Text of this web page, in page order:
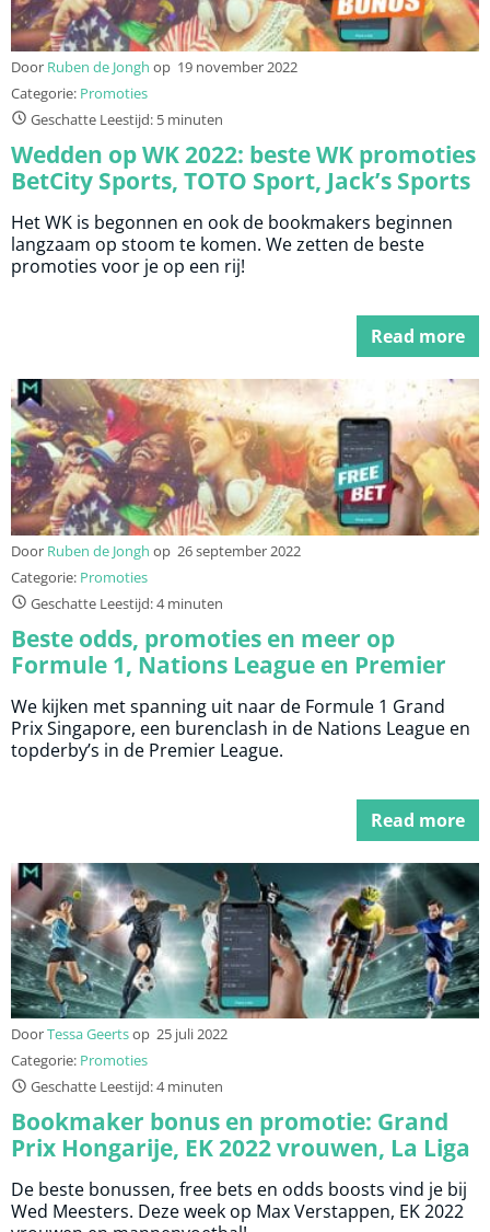
Door Ruben de Jongh op 19 november 2022
Categorie: Promoties
Geschatte Leestijd: 5 minuten
Wedden op WK 2022: beste WK promoties
BetCity Sports, TOTO Sport, Jack’s Sports
Het WK is begonnen en ook de bookmakers beginnen
langzaam op stoom te komen. We zetten de beste
promoties voor je op een rij!
Read more
Door Ruben de Jongh op 26 september 2022
Categorie: Promoties
Geschatte Leestijd: 4 minuten
Beste odds, promoties en meer op
Formule 1, Nations League en Premier
League
We kijken met spanning uit naar de Formule 1 Grand
Prix Singapore, een burenclash in de Nations League en
topderby’s in de Premier League.
Read more
DoorTessa Geertsop 25 juli 2022
Categorie: Promoties
Geschatte Leestijd: 4 minuten
Bookmaker bonus en promotie: Grand
Prix Hongarije, EK 2022 vrouwen, La Liga
en Premier League
De beste bonussen, free bets en odds boosts vind je bij
Wed Meesters. Deze week op Max Verstappen, EK 2022